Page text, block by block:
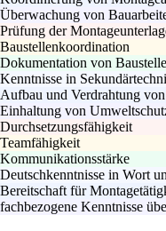
Überwachung von
Prüfung der
Baustellenkoordination
Dokumentation von
Kenntnisse in
Aufbau und Verdrahtung
Einhaltung von
Durchsetzungsfähigkeit
Teamfähigkeit
Kommunikationsstärke
Deutschkenntnisse in Wort
Bereitschaft für
fachbezogene Kenntnisse